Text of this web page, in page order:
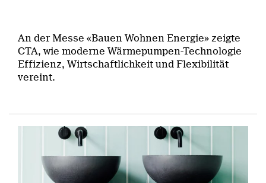
An der Messe «Bauen Wohnen Energie» zeigte
CTA, wie moderne Wärmepumpen-Technologie
Effizienz, Wirtschaftlichkeit und Flexibilität
vereint.